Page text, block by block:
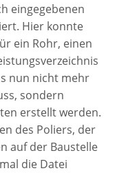
eingegebenen
Hier konnte
ein Rohr, einen
nun nicht mehr
sondern
erstellt werden.
des Poliers, der
auf der Baustelle
die Datei